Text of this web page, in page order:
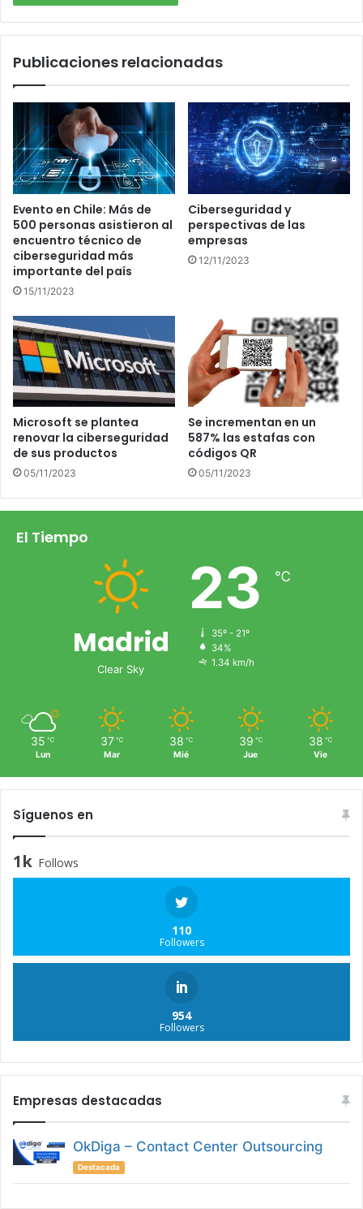
ciberseguridad phishing
Publicaciones relacionadas
Evento en Chile: Más de
500 personas asistieron al
encuentro técnico de
ciberseguridad más
importante del país
15/11/2023
Ciberseguridad y
perspectivas de las
empresas
12/11/2023
Microsoft se plantea
renovar la ciberseguridad
de sus productos
05/11/2023
Se incrementan en un
587% las estafas con
códigos QR
05/11/2023
El Tiempo
Madrid
Clear Sky
23 ℃
35º - 21º
34%
1.34 km/h
35 ℃
Lun
37 ℃
Mar
38 ℃
Mié
39 ℃
Jue
38 ℃
Vie
Síguenos en
1k Follows
110
Followers
954
Followers
Empresas destacadas
OkDiga – Contact Center Outsourcing
Destacada